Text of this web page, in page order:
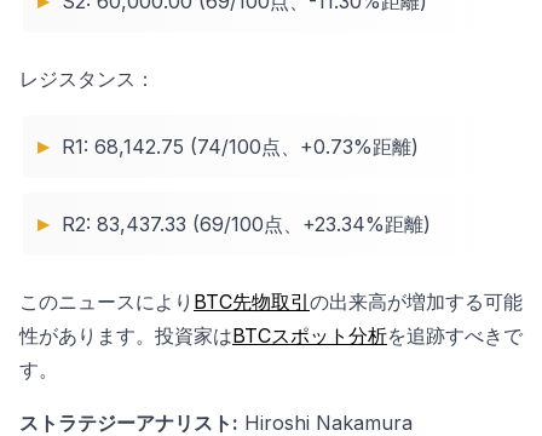
レジスタンス：
R1: 68,142.75 (74/100点、+0.73%距離)
R2: 83,437.33 (69/100点、+23.34%距離)
このニュースにより BTC先物取引の出来高が増加する可能
性があります。投資家はBTCスポット分析を追跡すべきで
す。
ストラテジーアナリスト: Hiroshi Nakamura